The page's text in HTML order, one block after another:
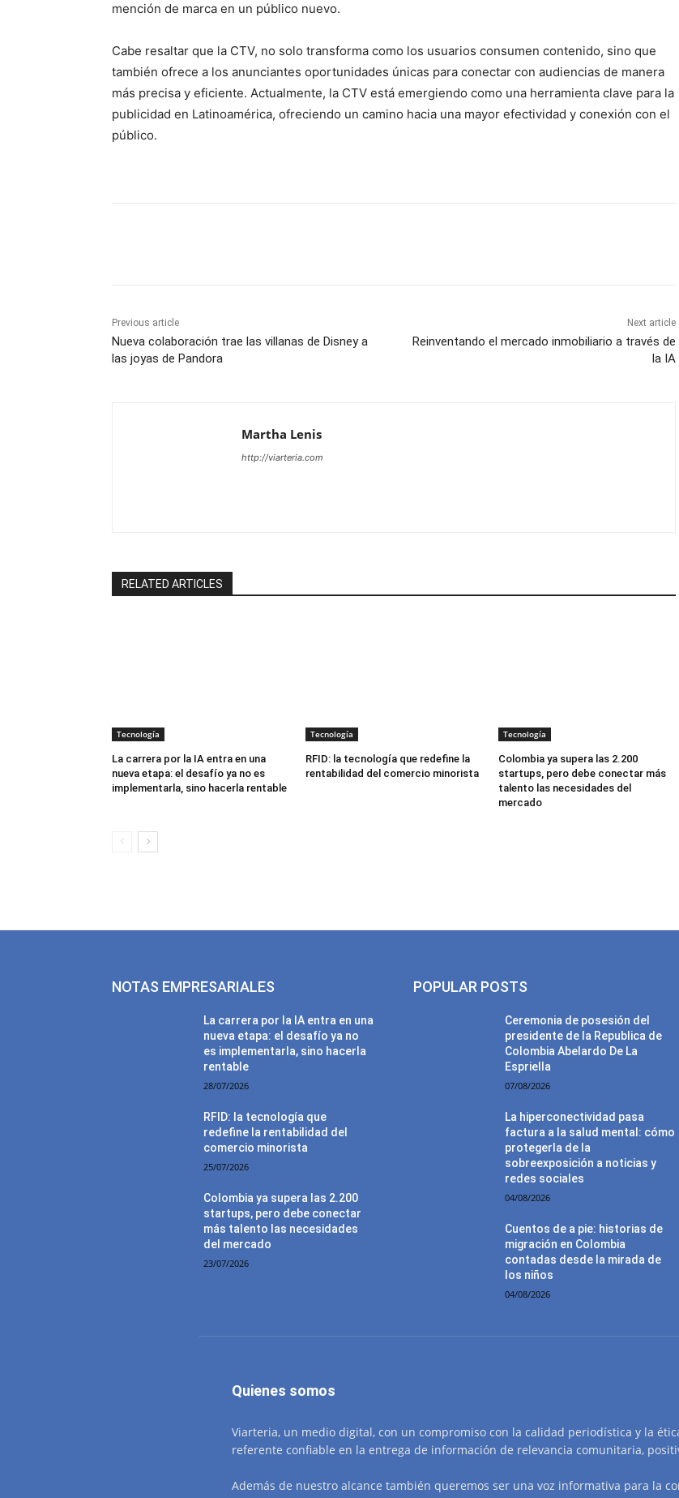
mención de marca en un público nuevo.
Cabe resaltar que la CTV, no solo transforma como los usuarios consumen contenido, sino que
también ofrece a los anunciantes oportunidades únicas para conectar con audiencias de manera
más precisa y eficiente. Actualmente, la CTV está emergiendo como una herramienta clave para la
publicidad en Latinoamérica, ofreciendo un camino hacia una mayor efectividad y conexión con el
público.
Previous article
Nueva colaboración trae las villanas de Disney a
las joyas de Pandora
Next article
Reinventando el mercado inmobiliario a través de
la IA
Martha Lenis
http://viarteria.com
RELATED ARTICLES
Tecnología
La carrera por la IA entra en una
nueva etapa: el desafío ya no es
implementarla, sino hacerla rentable
Tecnología
RFID: la tecnología que redefine la
rentabilidad del comercio minorista
Tecnología
Colombia ya supera las 2.200
startups, pero debe conectar más
talento las necesidades del
mercado
NOTAS EMPRESARIALES
La carrera por la IA entra en una
nueva etapa: el desafío ya no
es implementarla, sino hacerla
rentable
28/07/2026
RFID: la tecnología que
redefine la rentabilidad del
comercio minorista
25/07/2026
Colombia ya supera las 2.200
startups, pero debe conectar
más talento las necesidades
del mercado
23/07/2026
POPULAR POSTS
Ceremonia de posesión del
presidente de la Republica de
Colombia Abelardo De La
Espriella
07/08/2026
La hiperconectividad pasa
factura a la salud mental: cómo
protegerla de la
sobreexposición a noticias y
redes sociales
04/08/2026
Cuentos de a pie: historias de
migración en Colombia
contadas desde la mirada de
los niños
04/08/2026
Quienes somos
Viarteria, un medio digital, con un compromiso con la calidad periodística y la
referente confiable en la entrega de información de relevancia comunitaria,
Además de nuestro alcance también queremos ser una voz informativa para la